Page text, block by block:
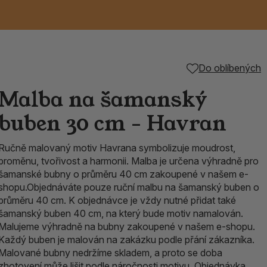
Orientální kovové
lucerny
Do oblíbených
na šamanský
30 cm - Havran
malovaný motiv Havrana symbolizuje moudrost,
tvořivost a harmonii. Malba je určena výhradně pro
bubny o průměru 40 cm zakoupené v našem e-
pouze ruční malbu na šamanský buben o
40 cm. K objednávce je vždy nutné přidat také
buben 40 cm, na který bude motiv namalován.
výhradně na bubny zakoupené v našem e-shopu.
buben je malován na zakázku podle přání zákazníka.
bubny nedržíme skladem, a proto se doba